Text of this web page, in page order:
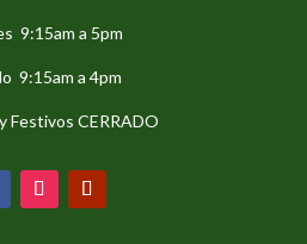
9:15am a 5pm
9:15am a 4pm
Festivos CERRADO